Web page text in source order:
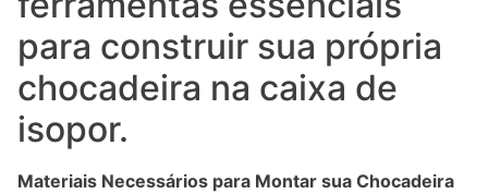
para construir sua própria
chocadeira na caixa de
isopor.
Materiais Necessários para Montar sua Chocadeira